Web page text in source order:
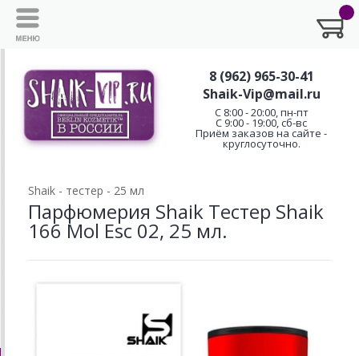
8 (962) 965-30-41
Shaik-Vip@mail.ru
C 8:00 - 20:00, пн-пт
С 9:00 - 19:00, сб-вс
Приём заказов на сайте -
круглосуточно.
Shaik - тестер - 25 мл
Парфюмерия Shaik Тестер Shaik
166 Mol Esc 02, 25 мл.